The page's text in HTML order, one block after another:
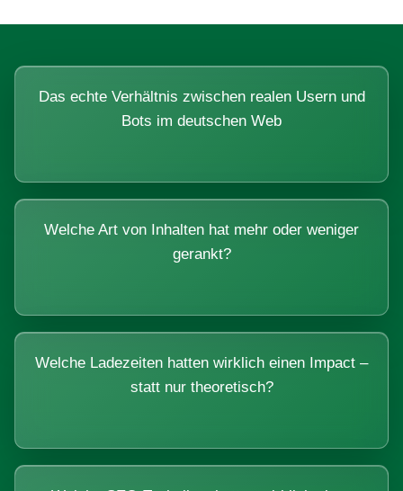
Das echte Verhältnis zwischen realen Usern und
Bots im deutschen Web
Welche Art von Inhalten hat mehr oder weniger
gerankt?
Welche Ladezeiten hatten wirklich einen Impact –
statt nur theoretisch?